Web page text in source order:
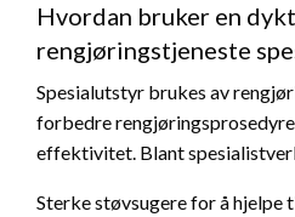
Hvordan bruker en
rengjøringstjeneste
Spesialutstyr brukes av
forbedre
effektivitet. Blant
Sterke støvsugere for å hjelpe